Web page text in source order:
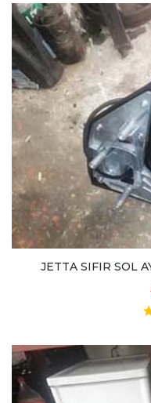
JETTA SIFIR SOL